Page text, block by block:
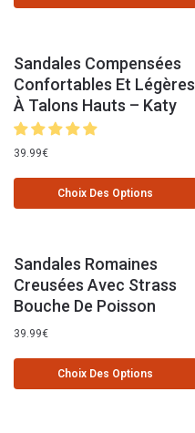
Sandales Compensées
Confortables Et Légères
À Talons Hauts – Katy
39.99€
Choix Des Options
Sandales Romaines
Creusées Avec Strass
Bouche De Poisson
39.99€
Choix Des Options